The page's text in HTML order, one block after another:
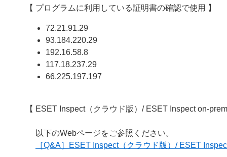
【 プログラムに利用している証明書の確認で使用 】
72.21.91.29
93.184.220.29
192.16.58.8
117.18.237.29
66.225.197.197
【 ESET Inspect（クラウド版）/ ESET Inspect on-
以下のWebページをご参照ください。
［Q&A］ESET Inspect（クラウド版）/ ESET